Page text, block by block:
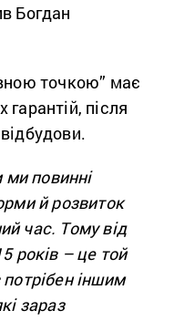
Богдан
точкою” має
після
ми повинні
й розвиток
час. Тому від
років – це той
іншим
зараз